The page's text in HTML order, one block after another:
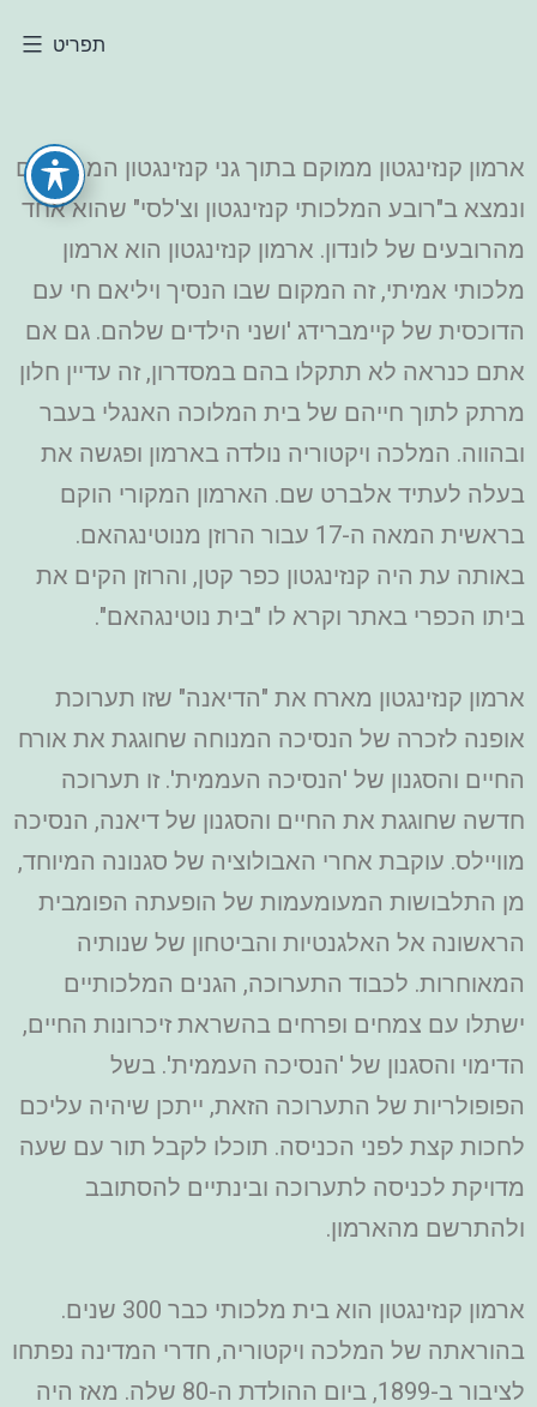
תפריט
ארמון קנזינגטון ממוקם בתוך גני קנזינגטון המרהיבים
ונמצא ב"רובע המלכותי קנזינגטון וצ'לסי" שהוא אחד
מהרובעים של לונדון. ארמון קנזינגטון הוא ארמון
מלכותי אמיתי, זה המקום שבו הנסיך ויליאם חי עם
הדוכסית של קיימברידג 'ושני הילדים שלהם. גם אם
אתם כנראה לא תתקלו בהם במסדרון, זה עדיין חלון
מרתק לתוך חייהם של בית המלוכה האנגלי בעבר
ובהווה. המלכה ויקטוריה נולדה בארמון ופגשה את
בעלה לעתיד אלברט שם. הארמון המקורי הוקם
בראשית המאה ה-17 עבור הרוזן מנוטינגהאם.
באותה עת היה קנזינגטון כפר קטן, והרוזן הקים את
ביתו הכפרי באתר וקרא לו "בית נוטינגהאם".
ארמון קנזינגטון מארח את "הדיאנה" שזו תערוכת
אופנה לזכרה של הנסיכה המנוחה שחוגגת את אורח
החיים והסגנון של 'הנסיכה העממית'. זו תערוכה
חדשה שחוגגת את החיים והסגנון של דיאנה, הנסיכה
מוויילס. עוקבת אחרי האבולוציה של סגנונה המיוחד,
מן התלבושות המעומעמות של הופעתה הפומבית
הראשונה אל האלגנטיות והביטחון של שנותיה
המאוחרות. לכבוד התערוכה, הגנים המלכותיים
ישתלו עם צמחים ופרחים בהשראת זיכרונות החיים,
הדימוי והסגנון של 'הנסיכה העממית'. בשל
הפופולריות של התערוכה הזאת, ייתכן שיהיה עליכם
לחכות קצת לפני הכניסה. תוכלו לקבל תור עם שעה
מדויקת לכניסה לתערוכה ובינתיים להסתובב
ולהתרשם מהארמון.
ארמון קנזינגטון הוא בית מלכותי כבר 300 שנים.
בהוראתה של המלכה ויקטוריה, חדרי המדינה נפתחו
לציבור ב-1899, ביום ההולדת ה-80 שלה. מאז היה